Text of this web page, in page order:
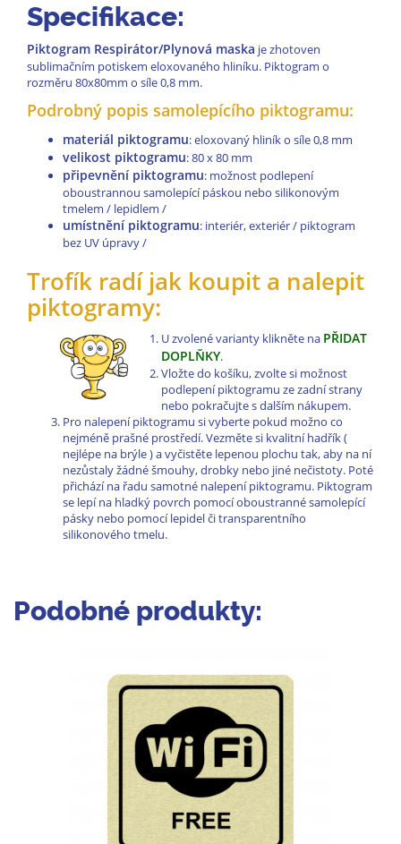
Specifikace:
Piktogram Respirátor/Plynová maska je zhotoven
sublimačním potiskem eloxovaného hliníku. Piktogram o
rozměru 80x80mm o síle 0,8 mm.
Podrobný popis samolepícího piktogramu:
materiál piktogramu: eloxovaný hliník o síle 0,8 mm
velikost piktogramu: 80 x 80 mm
připevnění piktogramu: možnost podlepení
oboustrannou samolepící páskou nebo silikonovým
tmelem / lepidlem /
umístnění piktogramu: interiér, exteriér / piktogram
bez UV úpravy /
Trofík radí jak koupit a nalepit
piktogramy:
U zvolené varianty klikněte na PŘIDAT
DOPLŇKY.
Vložte do košíku, zvolte si možnost
podlepení piktogramu ze zadní strany
nebo pokračujte s dalším nákupem.
Pro nalepení piktogramu si vyberte pokud možno co
nejméně prašné prostředí. Vezměte si kvalitní hadřík (
nejlépe na brýle ) a vyčistěte lepenou plochu tak, aby na ní
nezůstaly žádné šmouhy, drobky nebo jiné nečistoty. Poté
přichází na řadu samotné nalepení piktogramu. Piktogram
se lepí na hladký povrch pomocí oboustranné samolepící
pásky nebo pomocí lepidel či transparentního
silikonového tmelu.
Podobné produkty: